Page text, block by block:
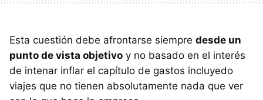
Esta cuestión debe afrontarse siempre desde un
punto de vista objetivo y no basado en el interés
de intenar inflar el capítulo de gastos incluyedo
viajes que no tienen absolutamente nada que ver